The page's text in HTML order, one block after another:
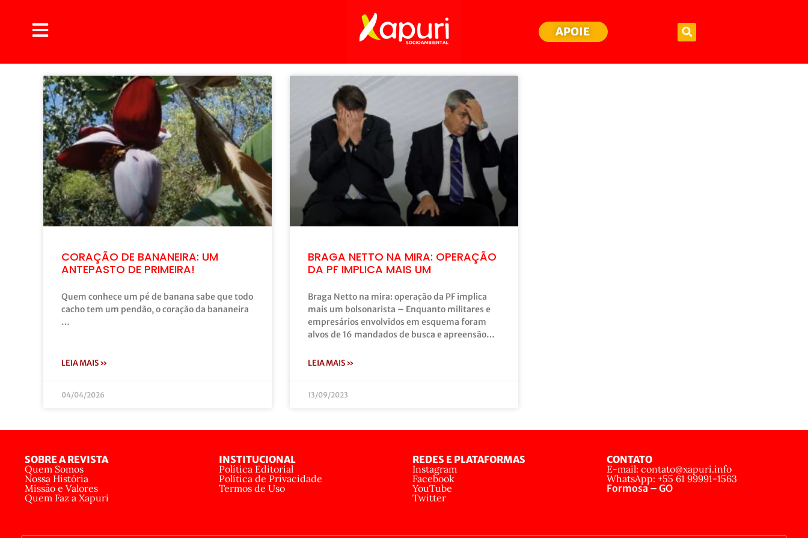
APOIE
CORAÇÃO DE BANANEIRA: UM
ANTEPASTO DE PRIMEIRA!
Quem conhece um pé de banana sabe que todo
cacho tem um pendão, o coração da bananeira
…
LEIA MAIS »
04/04/2026
BRAGA NETTO NA MIRA: OPERAÇÃO
DA PF IMPLICA MAIS UM
Braga Netto na mira: operação da PF implica
mais um bolsonarista – Enquanto militares e
empresários envolvidos em esquema foram
alvos de 16 mandados de busca e apreensão…
LEIA MAIS »
13/09/2023
SOBRE A REVISTA
Quem Somos
Nossa História
Missão e Valores
Quem Faz a Xapuri
INSTITUCIONAL
Política Editorial
Política de Privacidade
Termos de Uso
REDES E PLATAFORMAS
Instagram
Facebook
YouTube
Twitter
CONTATO
E-mail: contato@xapuri.info
WhatsApp: +55 61 99991-1563
Formosa – GO